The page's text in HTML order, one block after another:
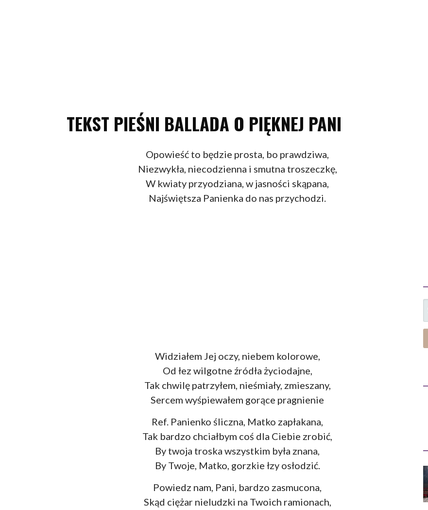
TEKST PIEŚNI BALLADA O PIĘKNEJ PANI
Opowieść to będzie prosta, bo prawdziwa,
Niezwykła, niecodzienna i smutna troszeczkę,
W kwiaty przyodziana, w jasności skąpana,
Najświętsza Panienka do nas przychodzi.
Widziałem Jej oczy, niebem kolorowe,
Od łez wilgotne źródła życiodajne,
Tak chwilę patrzyłem, nieśmiały, zmieszany,
Sercem wyśpiewałem gorące pragnienie
Ref. Panienko śliczna, Matko zapłakana,
Tak bardzo chciałbym coś dla Ciebie zrobić,
By twoja troska wszystkim była znana,
By Twoje, Matko, gorzkie łzy osłodzić.
Powiedz nam, Pani, bardzo zasmucona,
Skąd ciężar nieludzki na Twoich ramionach,